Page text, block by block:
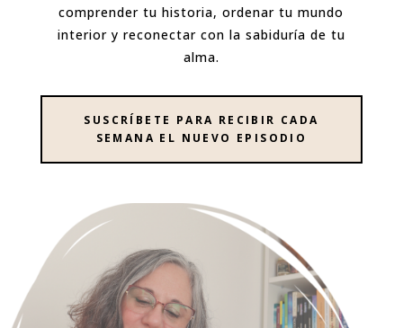
comprender tu historia, ordenar tu mundo
interior y reconectar con la sabiduría de tu
alma.
SUSCRÍBETE PARA RECIBIR CADA
SEMANA EL NUEVO EPISODIO